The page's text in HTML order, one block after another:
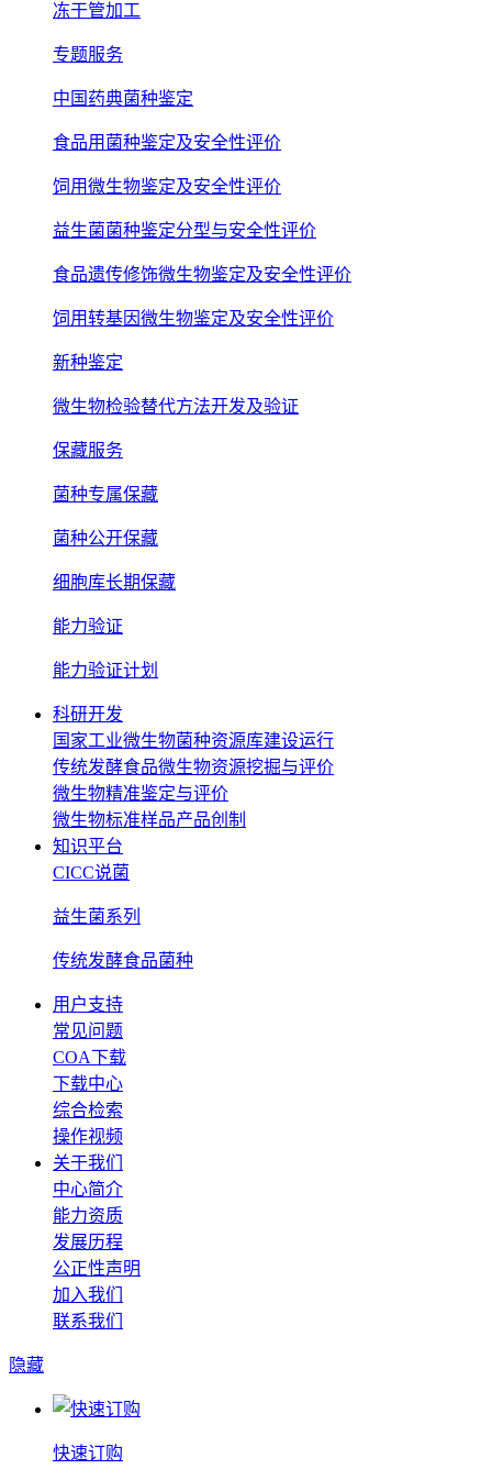
冻干管加工
专题服务
中国药典菌种鉴定
食品用菌种鉴定及安全性评价
饲用微生物鉴定及安全性评价
益生菌菌种鉴定分型与安全性评价
食品遗传修饰微生物鉴定及安全性评价
饲用转基因微生物鉴定及安全性评价
新种鉴定
微生物检验替代方法开发及验证
保藏服务
菌种专属保藏
菌种公开保藏
细胞库长期保藏
能力验证
能力验证计划
科研开发
国家工业微生物菌种资源库建设运行
传统发酵食品微生物资源挖掘与评价
微生物精准鉴定与评价
微生物标准样品产品创制
知识平台
CICC说菌
益生菌系列
传统发酵食品菌种
用户支持
常见问题
COA下载
下载中心
综合检索
操作视频
关于我们
中心简介
能力资质
发展历程
公正性声明
加入我们
联系我们
隐藏
快速订购